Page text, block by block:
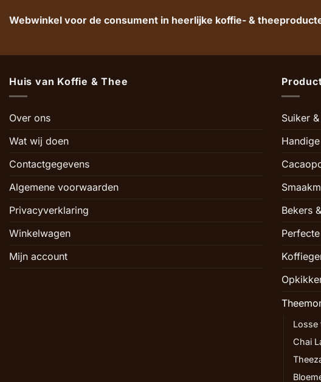
Webwinkel voor de consument in heerlijke koffie- &
Huis van Koffie & Thee
Over ons
Wat wij doen
Contactgegevens
Algemene voorwaarden
Privacyverklaring
Winkelwagen
Mijn account
Suiker
Bekers
Losse
Chai